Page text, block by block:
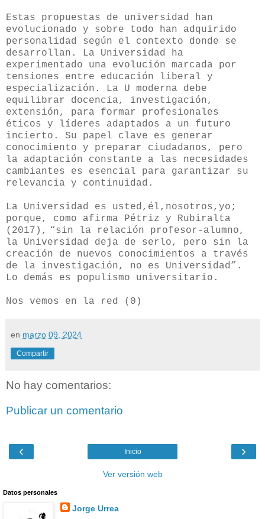
Estas propuestas de universidad han
evolucionado y sobre todo han adquirido
personalidad según el contexto donde se
desarrollan. La Universidad ha
experimentado una evolución marcada por
tensiones entre educación liberal y
especialización. La U moderna debe
equilibrar docencia, investigación,
extensión, para formar profesionales
éticos y líderes adaptados a un futuro
incierto. Su papel clave es generar
conocimiento y preparar ciudadanos, pero
la adaptación constante a las necesidades
cambiantes es esencial para garantizar su
relevancia y continuidad.
La Universidad es usted,él,nosotros,yo;
porque, como afirma Pétriz y Rubiralta
(2017), “sin la relación profesor-alumno,
la Universidad deja de serlo, pero sin la
creación de nuevos conocimientos a través
de la investigación, no es Universidad”.
Lo demás es populismo universitario.
Nos vemos en la red (0)
en marzo 09, 2024
Compartir
No hay comentarios:
Publicar un comentario
‹ ›
Inicio
Ver versión web
Datos personales
Jorge Urrea